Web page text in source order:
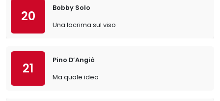
20
Bobby Solo
Una lacrima sul viso
21
Pino D’Angiò
Ma quale idea